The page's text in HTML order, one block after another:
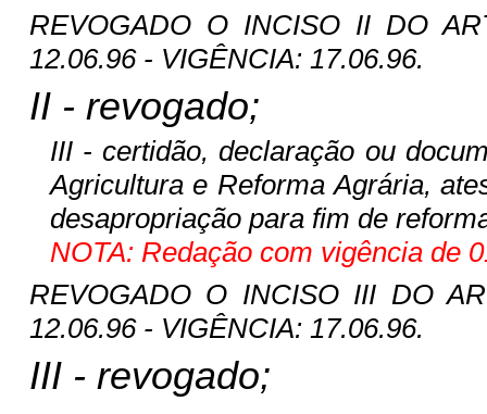
REVOGADO O INCISO II DO
12.06.96 - VIGÊNCIA: 17.06.96.
II - revogado;
III - certidão, declaração ou
Agricultura e Reforma Agrária,
desapropriação para fim de
NOTA: Redação com vigência de
REVOGADO O INCISO III DO
12.06.96 - VIGÊNCIA: 17.06.96.
III - revogado;